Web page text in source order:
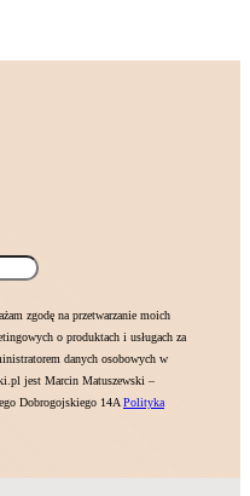
zgodę na przetwarzanie moich
o produktach i usługach za
danych osobowych w
jest Marcin Matuszewski –
Dobrogojskiego 14A Polityka